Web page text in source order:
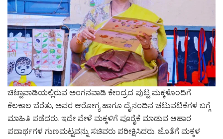
ಚಿಟ್ಟಾವಾಡಿಯಲ್ಲಿರುವ ಅಂಗನವಾಡಿ ಕೇಂದ್ರದ ಪುಟ್ಟ ಮಕ್ಕಳೊಂದಿಗೆ
ಕೆಲಕಾಲ ಬೆರೆತು, ಅವರ ಆರೋಗ್ಯ ಹಾಗೂ ದೈನಂದಿನ ಚಟುವಟಿಕೆಗಳ ಬಗ್ಗೆ
ಮಾಹಿತಿ ಪಡೆದರು. ಇದೇ ವೇಳೆ ಮಕ್ಕಳಿಗೆ ಪೂರೈಕೆ ಮಾಡುವ ಆಹಾರ
ಪದಾರ್ಥಗಳ ಗುಣಮಟ್ಟವನ್ನು ಸಚಿವರು ಪರೀಕ್ಷಿಸಿದರು. ಜೊತೆಗೆ ಮಕ್ಕಳ